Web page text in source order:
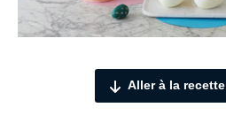
Aller à la recette